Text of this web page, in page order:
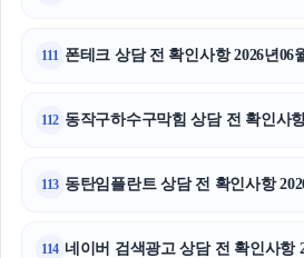
111 폰테크 상담 전 확인사항 2026년06
112 동작구하수구막힘 상담 전 확인사
113 동탄임플란트 상담 전 확인사항
114 네이버 검색광고 상담 전 확인사항